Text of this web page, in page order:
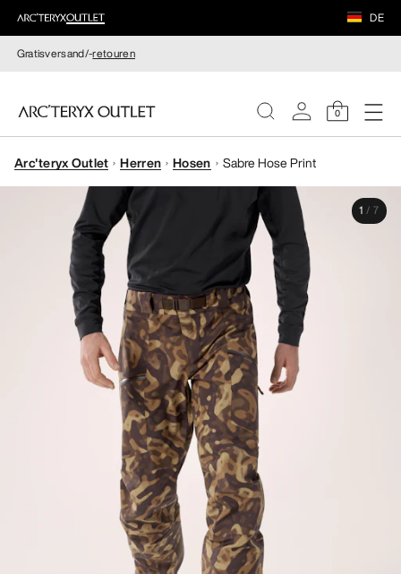
DE
Gratisversand/-retouren
0
DAMEN
HERREN
Arc'teryx Outlet Herren Hosen Sabre Hose Print
1 / 7